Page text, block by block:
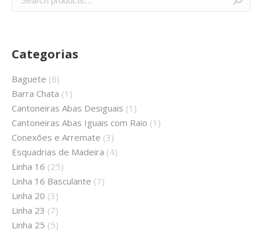
Categorias
Baguete (6)
Barra Chata (1)
Cantoneiras Abas Desiguais (1)
Cantoneiras Abas Iguais com Raio (1)
Conexões e Arremate (3)
Esquadrias de Madeira (4)
Linha 16 (25)
Linha 16 Basculante (7)
Linha 20 (3)
Linha 23 (7)
Linha 25 (5)